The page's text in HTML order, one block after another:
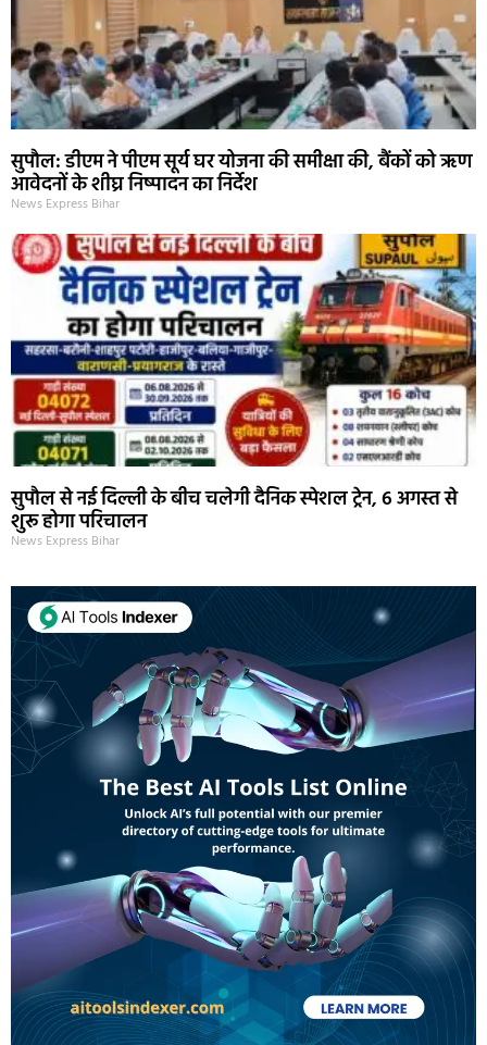
सुपौल: डीएम ने पीएम सूर्य घर योजना की समीक्षा की, बैंकों को ऋण
आवेदनों के शीघ्र निष्पादन का निर्देश
News Express Bihar
सुपौल से नई दिल्ली के बीच चलेगी दैनिक स्पेशल ट्रेन, 6 अगस्त से
शुरू होगा परिचालन
News Express Bihar